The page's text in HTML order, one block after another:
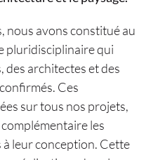
nous avons constitué au
pluridisciplinaire qui
des architectes et des
Ces
sur tous nos projets,
les
leur conception. Cette